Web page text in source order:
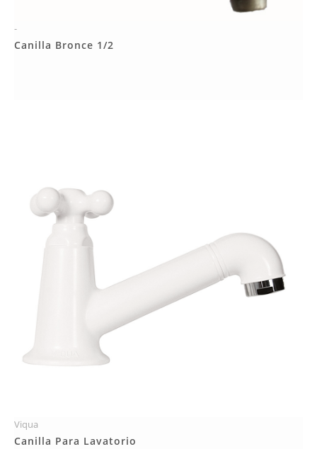
-
Canilla Bronce 1/2
Más Detalles
Viqua
Canilla Para Lavatorio